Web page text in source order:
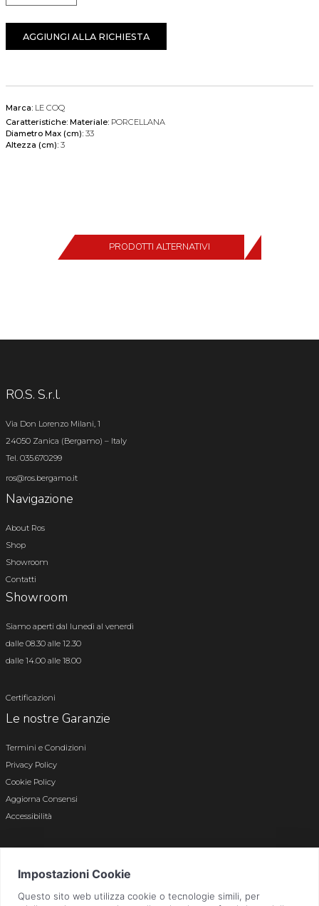
AGGIUNGI ALLA RICHIESTA
Marca: LE COQ
Caratteristiche: Materiale: PORCELLANA
Diametro Max (cm): 33
Altezza (cm): 3
PRODOTTI ALTERNATIVI
RO.S. S.r.l.
Via Don Lorenzo Milani, 1
24050 Zanica (Bergamo) – Italy
Tel. 035.670299
ros@ros.bergamo.it
Navigazione
About Ros
Shop
Showroom
Contatti
Showroom
Siamo aperti dal lunedì al venerdì
dalle 08.30 alle 12.30
dalle 14.00 alle 18.00
Certificazioni
Le nostre Garanzie
Termini e Condizioni
Privacy Policy
Cookie Policy
Aggiorna Consensi
Accessibilità
Bergamo n. 01496180165 · Capitale Sociale i.v. € 800.000,00